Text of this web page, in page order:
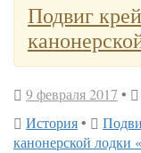
Подвиг
9 февраля 2017 •
История•
канонерской лодки